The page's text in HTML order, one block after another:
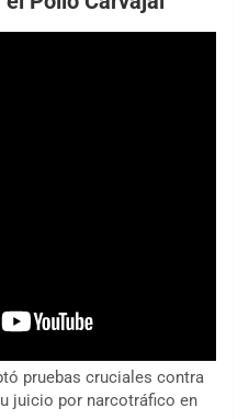
pruebas cruciales contra
juicio por narcotráfico en